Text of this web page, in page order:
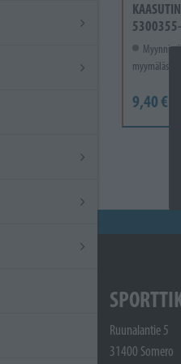
KAASUTIN
myymälässä.
9,40 €
Ruunalantie 5
31400 Somero